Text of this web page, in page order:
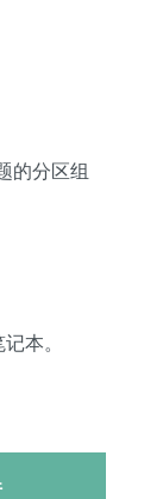
的分区组
本。